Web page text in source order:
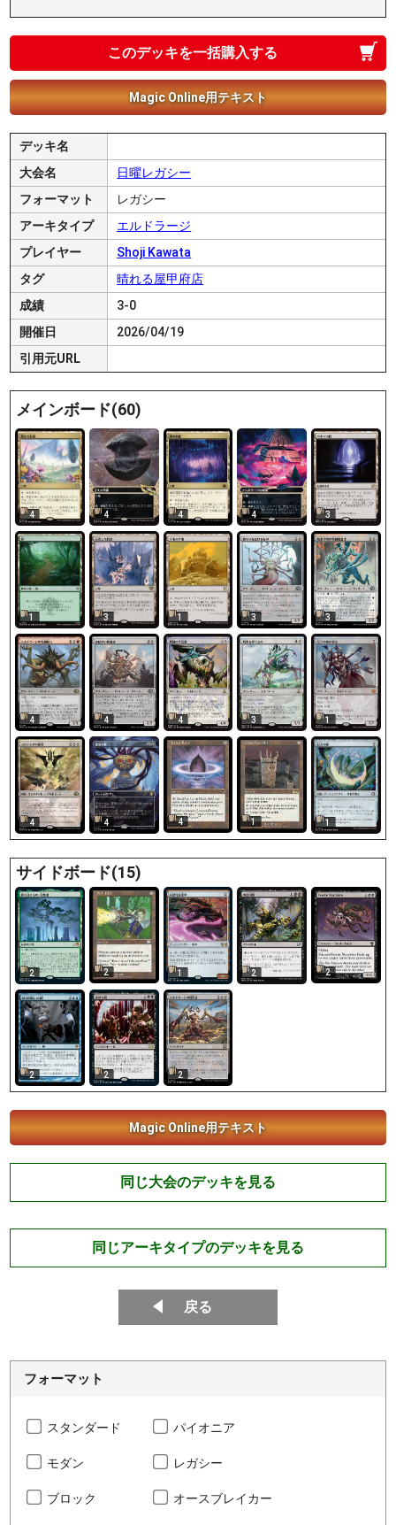
このデッキを一括購入する
Magic Online用テキスト
デッキ名
大会名
日曜レガシー
フォーマット
レガシー
アーキタイプ
エルドラージ
プレイヤー
Shoji Kawata
タグ
晴れる屋甲府店
成績
3-0
開催日
2026/04/19
引用元URL
メインボード(60)
4 4 4 4 3
1 3 1 3 3
4 4 4 3 1
4 4 4 1 1
サイドボード(15)
2 2 1 2 2
2 2 2
Magic Online用テキスト
同じ大会のデッキを見る
同じアーキタイプのデッキを見る
戻る
フォーマット
スタンダード パイオニア
モダン レガシー
ブロック オースブレイカー